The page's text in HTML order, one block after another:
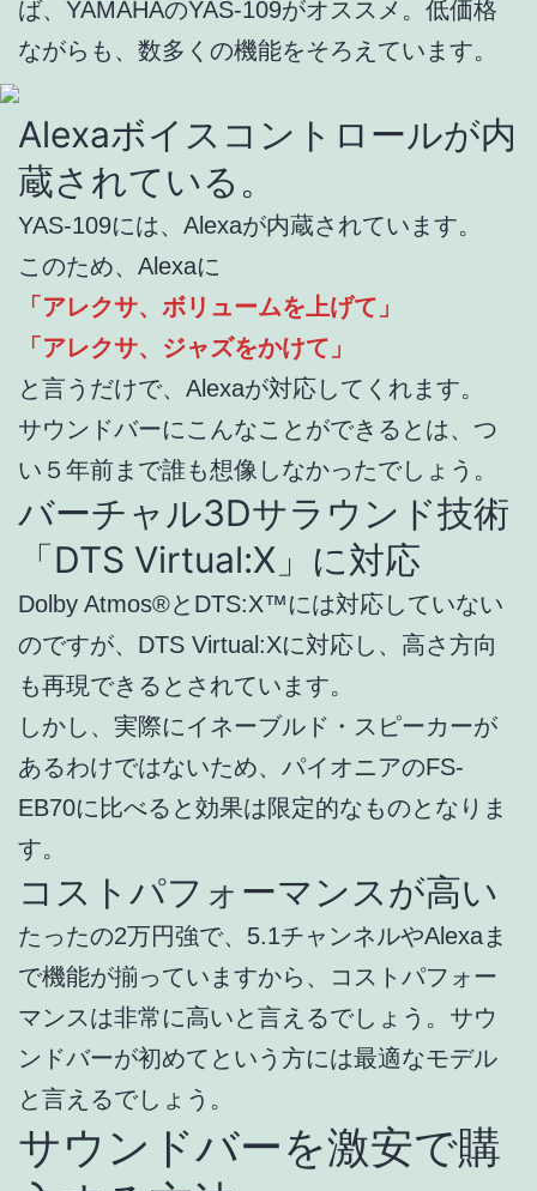
ば、YAMAHAのYAS-109がオススメ。低価格
ながらも、数多くの機能をそろえています。
Alexaボイスコントロールが内
蔵されている。
YAS-109には、Alexaが内蔵されています。
このため、Alexaに
「アレクサ、ボリュームを上げて」
「アレクサ、ジャズをかけて」
と言うだけで、Alexaが対応してくれます。
サウンドバーにこんなことができるとは、つ
い５年前まで誰も想像しなかったでしょう。
バーチャル3Dサラウンド技術
「DTS Virtual:X」に対応
Dolby Atmos®とDTS:X™には対応していない
のですが、DTS Virtual:Xに対応し、高さ方向
も再現できるとされています。
しかし、実際にイネーブルド・スピーカーが
あるわけではないため、パイオニアのFS-
EB70に比べると効果は限定的なものとなりま
す。
コストパフォーマンスが高い
たったの2万円強で、5.1チャンネルやAlexaま
で機能が揃っていますから、コストパフォー
マンスは非常に高いと言えるでしょう。サウ
ンドバーが初めてという方には最適なモデル
と言えるでしょう。
サウンドバーを激安で購